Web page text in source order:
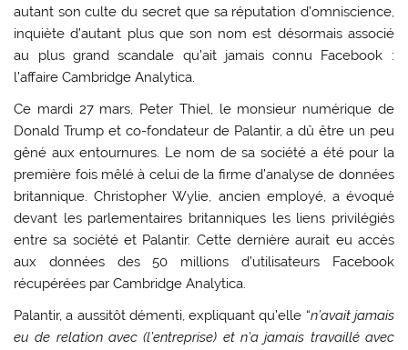
autant son culte du secret que sa réputation d’omniscience,
inquiète d’autant plus que son nom est désormais associé
au plus grand scandale qu’ait jamais connu Facebook :
l’affaire Cambridge Analytica.
Ce mardi 27 mars, Peter Thiel, le monsieur numérique de
Donald Trump et co-fondateur de Palantir, a dû être un peu
gêné aux entournures. Le nom de sa société a été pour la
première fois mêlé à celui de la firme d’analyse de données
britannique. Christopher Wylie, ancien employé, a évoqué
devant les parlementaires britanniques les liens privilégiés
entre sa société et Palantir. Cette dernière aurait eu accès
aux données des 50 millions d’utilisateurs Facebook
récupérées par Cambridge Analytica.
Palantir, a aussitôt démenti, expliquant qu’elle “n’avait jamais
eu de relation avec (l’entreprise) et n’a jamais travaillé avec